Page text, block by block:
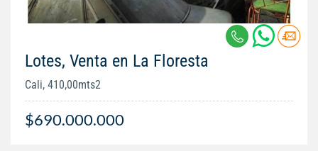
Lotes, Venta en La Floresta
Cali, 410,00mts2
$690.000.000